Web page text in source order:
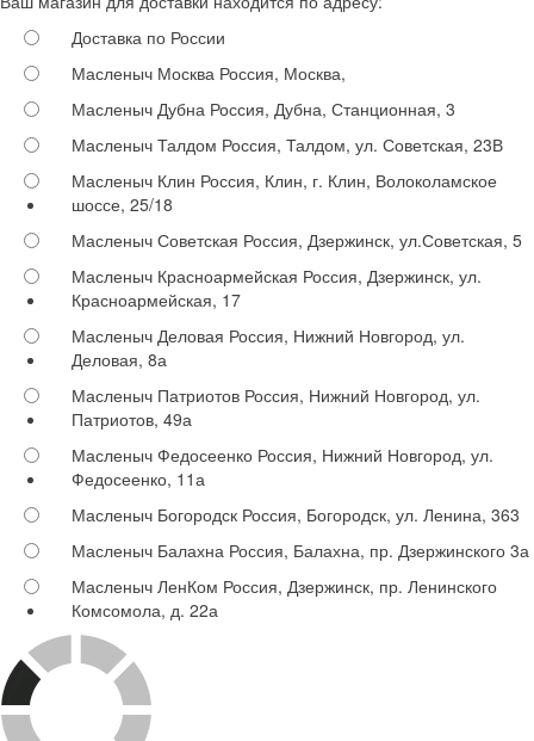
Доставка по России
Масленыч Москва Россия, Москва,
Масленыч Дубна Россия, Дубна, Станционная, 3
Масленыч Талдом Россия, Талдом, ул. Советская, 23В
Масленыч Клин Россия, Клин, г. Клин, Волоколамское
шоссе, 25/18
Масленыч Советская Россия, Дзержинск, ул.Советская, 5
Масленыч Красноармейская Россия, Дзержинск, ул.
Красноармейская, 17
Масленыч Деловая Россия, Нижний Новгород, ул.
Деловая, 8а
Масленыч Патриотов Россия, Нижний Новгород, ул.
Патриотов, 49а
Масленыч Федосеенко Россия, Нижний Новгород, ул.
Федосеенко, 11а
Масленыч Богородск Россия, Богородск, ул. Ленина, 363
Масленыч Балахна Россия, Балахна, пр. Дзержинского 3а
Масленыч ЛенКом Россия, Дзержинск, пр. Ленинского
Комсомола, д. 22а